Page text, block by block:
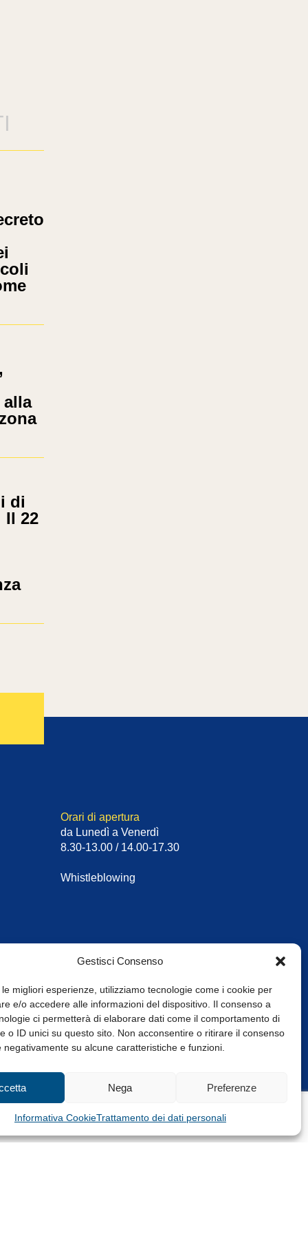
Gestisci Consenso
migliori esperienze, utilizziamo tecnologie come i cookie per
e/o accedere alle informazioni del dispositivo. Il consenso a
ci permetterà di elaborare dati come il comportamento di
o ID unici su questo sito. Non acconsentire o ritirare il consenso
negativamente su alcune caratteristiche e funzioni.
Nega Preferenze
Informativa CookieTrattamento dei dati personali
di
Il 22
Orari di apertura
da Lunedì a Venerdì
8.30-13.00 / 14.00-17.30
Whistleblowing